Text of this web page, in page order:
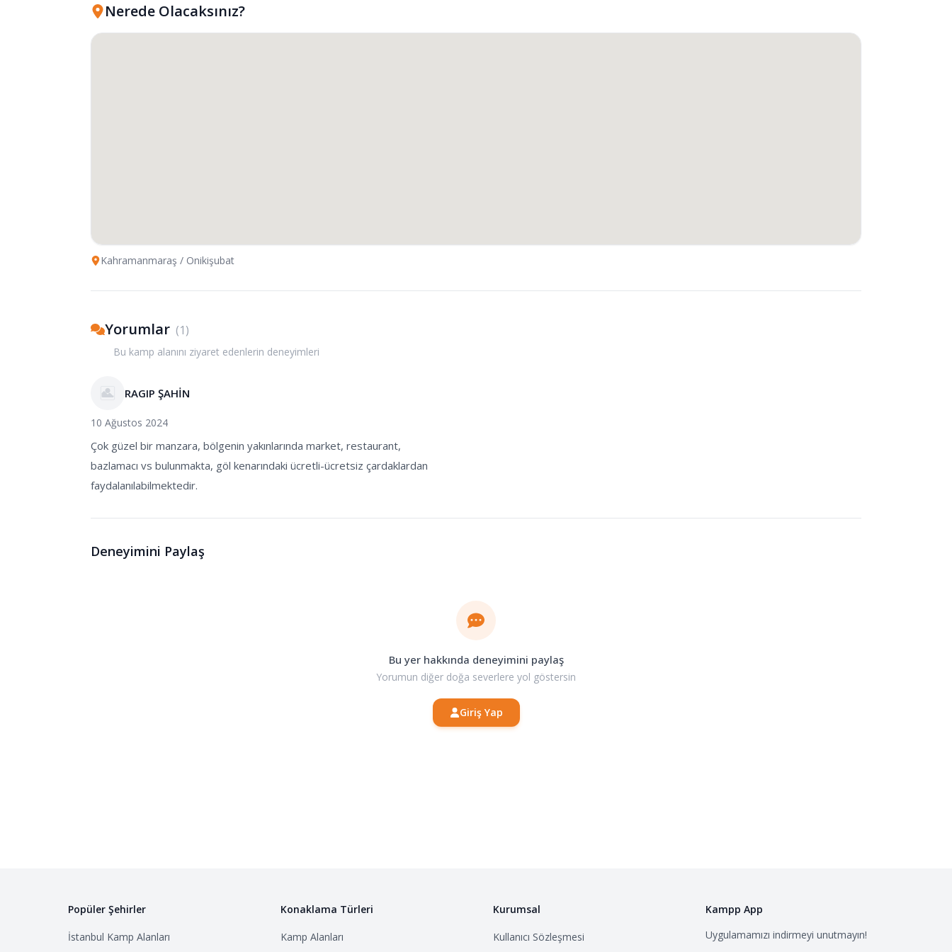
Nerede Olacaksınız?
Kahramanmaraş / Onikişubat
Yorumlar (1)
Bu kamp alanını ziyaret edenlerin deneyimleri
RAGIP ŞAHİN
10 Ağustos 2024
Çok güzel bir manzara, bölgenin yakınlarında market, restaurant,
bazlamacı vs bulunmakta, göl kenarındaki ücretli-ücretsiz çardaklardan
faydalanılabilmektedir.
Deneyimini Paylaş
Bu yer hakkında deneyimini paylaş
Yorumun diğer doğa severlere yol göstersin
Giriş Yap
Popüler Şehirler
İstanbul Kamp Alanları
Konaklama Türleri
Kamp Alanları
Kurumsal
Kullanıcı Sözleşmesi
Kampp App
Uygulamamızı indirmeyi unutmayın!